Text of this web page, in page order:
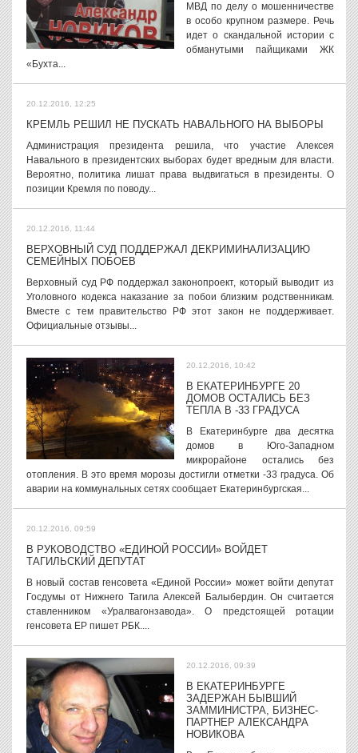
МВД по делу о мошенничестве
в особо крупном размере. Речь
идет о скандальной истории с
обманутыми пайщиками ЖК
«Бухта...
20.12.2016, 12:25
КРЕМЛЬ РЕШИЛ НЕ ПУСКАТЬ НАВАЛЬНОГО НА ВЫБОРЫ
Администрация президента решила, что участие Алексея
Навального в президентских выборах будет вредным для власти.
Вероятно, политика лишат права выдвигаться в президенты. О
позиции Кремля по поводу...
20.12.2016, 11:44
ВЕРХОВНЫЙ СУД ПОДДЕРЖАЛ ДЕКРИМИНАЛИЗАЦИЮ
СЕМЕЙНЫХ ПОБОЕВ
Верховный суд РФ поддержал законопроект, который выводит из
Уголовного кодекса наказание за побои близким родственникам.
Вместе с тем правительство РФ этот закон не поддерживает.
Официальные отзывы...
20.12.2016, 10:42
В ЕКАТЕРИНБУРГЕ 20
ДОМОВ ОСТАЛИСЬ БЕЗ
ТЕПЛА В -33 ГРАДУСА
В Екатеринбурге два десятка
домов в Юго-Западном
микрорайоне остались без
отопления. В это время морозы достигли отметки -33 градуса. Об
аварии на коммунальных сетях сообщает Екатеринбургская...
20.12.2016, 09:59
В РУКОВОДСТВО «ЕДИНОЙ РОССИИ» ВОЙДЕТ
ТАГИЛЬСКИЙ ДЕПУТАТ
В новый состав генсовета «Единой России» может войти депутат
Госдумы от Нижнего Тагила Алексей Балыбердин. Он считается
ставленником «Уралвагонзавода». О предстоящей ротации
генсовета ЕР пишет РБК....
20.12.2016, 09:39
В ЕКАТЕРИНБУРГЕ
ЗАДЕРЖАН БЫВШИЙ
ЗАММИНИСТРА, БИЗНЕС-
ПАРТНЕР АЛЕКСАНДРА
НОВИКОВА